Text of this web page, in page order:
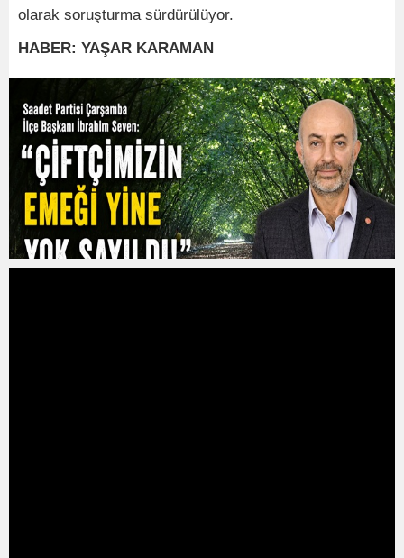
olarak soruşturma sürdürülüyor.
HABER: YAŞAR KARAMAN